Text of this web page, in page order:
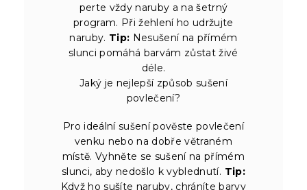
perte vždy naruby a na šetrný
program. Při žehlení ho udržujte
naruby. Tip: Nesušení na přímém
slunci pomáhá barvám zůstat živé
déle.
Jaký je nejlepší způsob sušení
povlečení?
Pro ideální sušení pověste povlečení
venku nebo na dobře větraném
místě. Vyhněte se sušení na přímém
slunci, aby nedošlo k vyblednutí. Tip:
Když ho sušíte naruby, chráníte barvy